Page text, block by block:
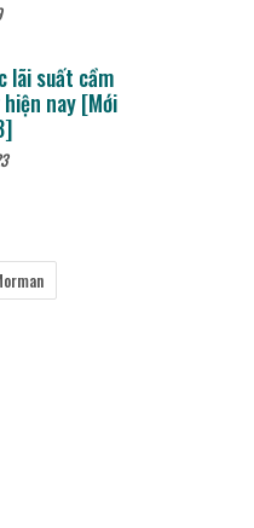
lãi suất cầm
nay [Mới